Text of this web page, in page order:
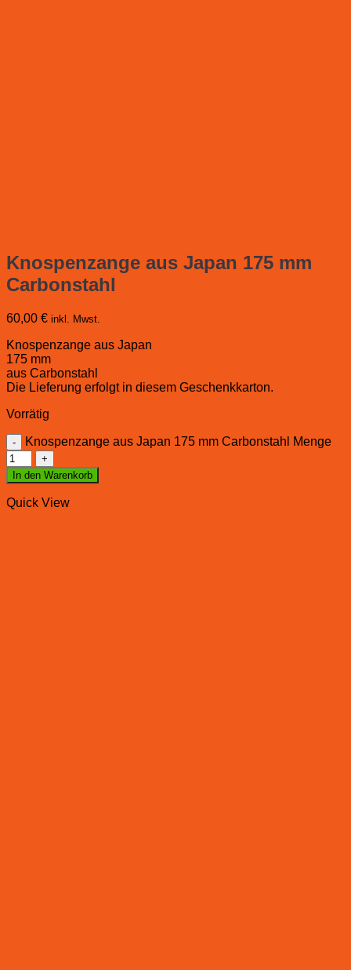
Knospenzange aus Japan 175 mm
Carbonstahl
60,00 € inkl. Mwst.
Knospenzange aus Japan
175 mm
aus Carbonstahl
Die Lieferung erfolgt in diesem Geschenkkarton.
Vorrätig
Knospenzange aus Japan 175 mm Carbonstahl Menge
In den Warenkorb
Quick View